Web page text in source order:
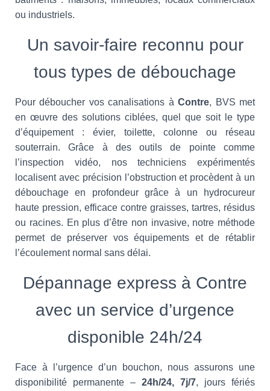
ou industriels.
Un savoir-faire reconnu pour
tous types de débouchage
Pour déboucher vos canalisations àContre, BVS met
en œuvre des solutions ciblées, quel que soit le type
d’équipement : évier, toilette, colonne ou réseau
souterrain. Grâce à des outils de pointe comme
l’inspection vidéo, nos techniciens expérimentés
localisent avec précision l’obstruction et procèdent à un
débouchage en profondeur grâce à un hydrocureur
haute pression, efficace contre graisses, tartres, résidus
ou racines. En plus d’être non invasive, notre méthode
permet de préserver vos équipements et de rétablir
l’écoulement normal sans délai.
Dépannage express à Contre
avec un service d’urgence
disponible 24h/24
Face à l’urgence d’un bouchon, nous assurons une
disponibilité permanente – 24h/24, 7j/7, jours fériés